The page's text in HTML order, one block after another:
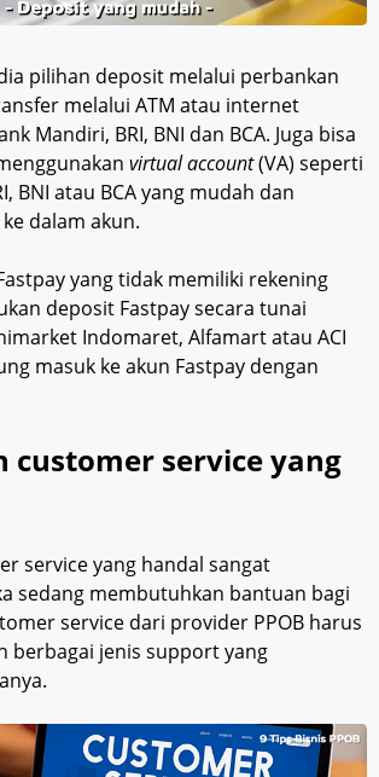
pilihan deposit melalui perbankan
melalui ATM atau internet
Mandiri, BRI, BNI dan BCA. Juga bisa
virtual account(VA) seperti
BNI atau BCA yang mudah dan
dalam akun.
yang tidak memiliki rekening
deposit Fastpay secara tunai
Indomaret, Alfamart atau ACI
masuk ke akun Fastpay dengan
customer service yang
service yang handal sangat
sedang membutuhkan bantuan bagi
service dari provider PPOB harus
berbagai jenis support yang